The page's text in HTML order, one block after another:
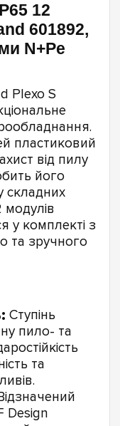
12
601892,
N+Pe
Plexo S
пластиковий
від пилу
його
складних
у комплекті з
та зручного
Ступінь
пило- та
та
Design